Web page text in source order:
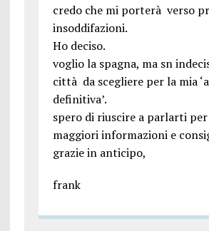
credo che mi porterà verso
insoddifazioni.
Ho deciso.
voglio la spagna, ma sn
città da scegliere per la mia
definitiva’.
spero di riuscire a parlarti per
maggiori informazioni e
grazie in anticipo,
frank